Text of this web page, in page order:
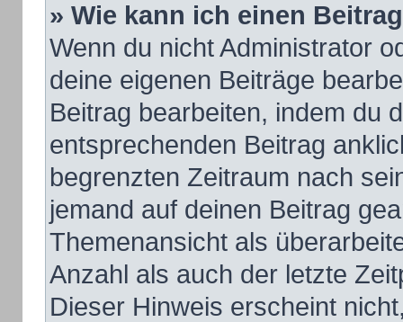
» Wie kann ich einen
Wenn du nicht Administrator
deine eigenen Beiträge
Beitrag bearbeiten, indem du
entsprechenden Beitrag
begrenzten Zeitraum nach
jemand auf deinen Beitrag
Themenansicht als
Anzahl als auch der letzte
Dieser Hinweis erscheint